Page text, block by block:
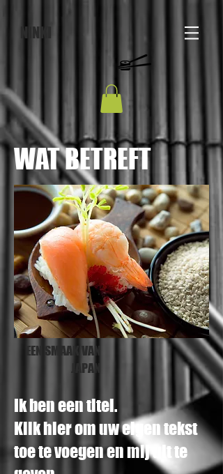
NINKI
WAT BETREFT
EEN SMAAK VAN
JAPAN
Ik ben een titel.
Klik hier om uw eigen tekst
toe te voegen en mij uit te